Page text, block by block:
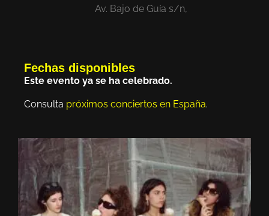
Av. Bajo de Guía s/n,
Fechas disponibles
Este evento ya se ha celebrado.
Consulta próximos conciertos en España.